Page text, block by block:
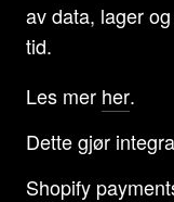
av data, lager
tid.
Les mer her.
Dette gjør
Shopify